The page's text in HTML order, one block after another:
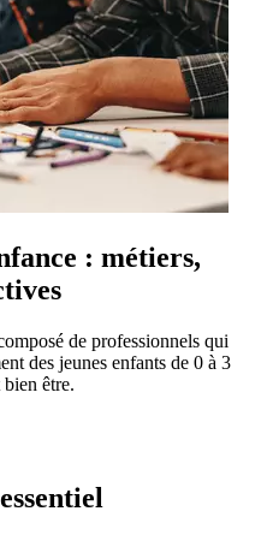
: métiers,
de professionnels qui
des jeunes enfants de 0 à 3
être.